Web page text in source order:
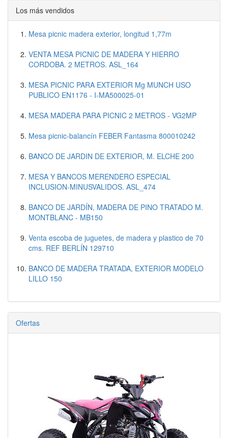
Los más vendidos
Mesa picnic madera exterior, longitud 1,77m
VENTA MESA PICNIC DE MADERA Y HIERRO
CORDOBA. 2 METROS. ASL_164
MESA PICNIC PARA EXTERIOR Mg MUNCH USO
PUBLICO EN1176 - I-MA500025-01
MESA MADERA PARA PICNIC 2 METROS - VG2MP
Mesa picnic-balancín FEBER Fantasma 800010242
BANCO DE JARDIN DE EXTERIOR, M. ELCHE 200
MESA Y BANCOS MERENDERO ESPECIAL
INCLUSION-MINUSVALIDOS. ASL_474
BANCO DE JARDÍN, MADERA DE PINO TRATADO M.
MONTBLANC - MB150
Venta escoba de juguetes, de madera y plastico de 70
cms. REF BERLÍN 129710
BANCO DE MADERA TRATADA, EXTERIOR MODELO
LILLO 150
Ofertas